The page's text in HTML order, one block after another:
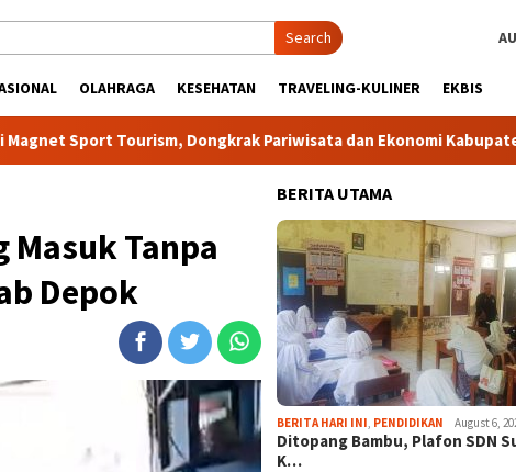
Search
OLAHRAGA KESEHATAN TRAVELING-KULINER EKBIS
Dongkrak Pariwisata dan Ekonomi Kabupaten Bogor
Masuk Tanpa
Depok
BERITA UTAMA
BERITA HARI INI PENDIDIKAN August 6,
Ditopang Bambu, Plafon SDN
K…